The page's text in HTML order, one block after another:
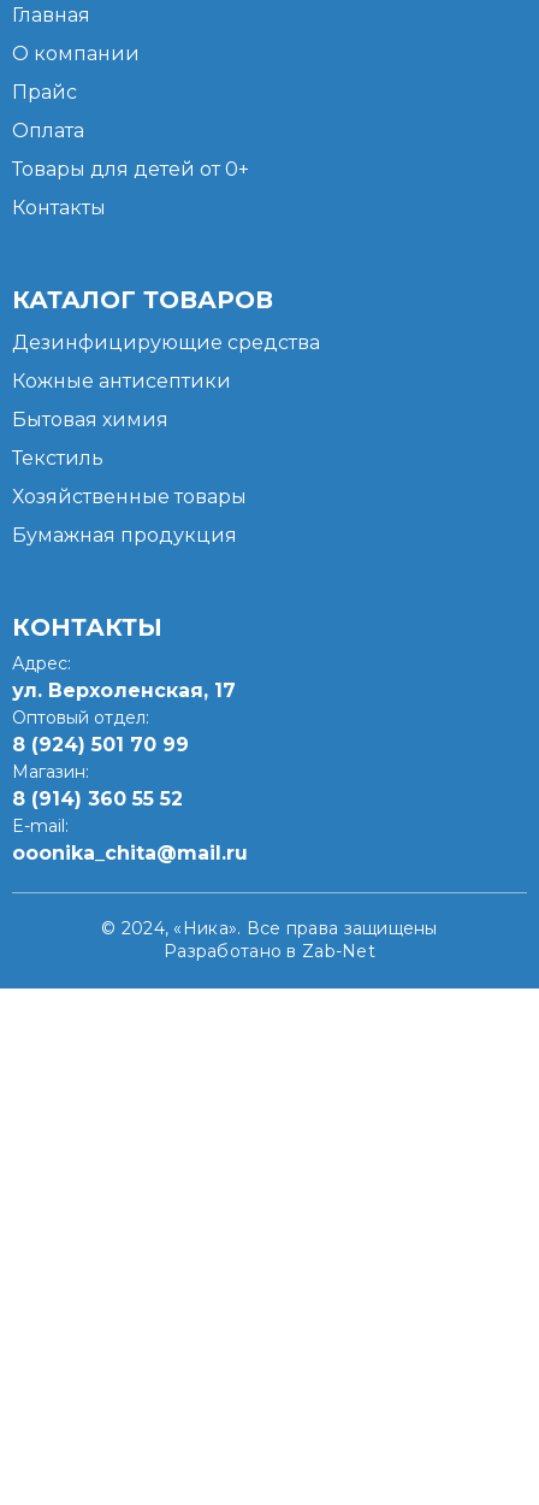
Главная
О компании
Прайс
Оплата
Товары для детей от 0+
Контакты
КАТАЛОГ ТОВАРОВ
Дезинфицирующие средства
Кожные антисептики
Бытовая химия
Текстиль
Хозяйственные товары
Бумажная продукция
КОНТАКТЫ
Адрес:
ул. Верхоленская, 17​
Оптовый отдел:
8 (924) 501 70 99
Магазин:
8 (914) 360 55 52
E-mail:
ooonika_chita@mail.ru
© 2024, «Ника». Все права защищены
Разработано в Zab-Net